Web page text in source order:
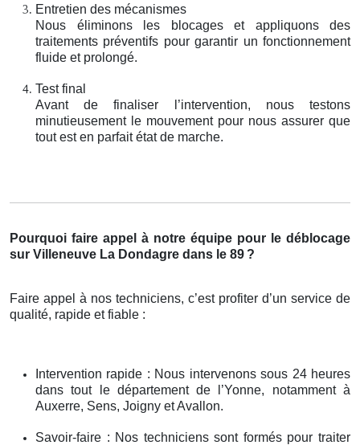
Entretien des mécanismes
Nous éliminons les blocages et appliquons des
traitements préventifs pour garantir un fonctionnement
fluide et prolongé.
Test final
Avant de finaliser l’intervention, nous testons
minutieusement le mouvement pour nous assurer que
tout est en parfait état de marche.
Pourquoi faire appel à notre équipe pour le déblocage
sur Villeneuve La Dondagre dans le 89 ?
Faire appel à nos techniciens, c’est profiter d’un service de
qualité, rapide et fiable :
Intervention rapide : Nous intervenons sous 24 heures
dans tout le département de l’Yonne, notamment à
Auxerre, Sens, Joigny et Avallon.
Savoir-faire : Nos techniciens sont formés pour traiter